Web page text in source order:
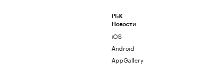
РБК
Новости
iOS
Android
AppGallery